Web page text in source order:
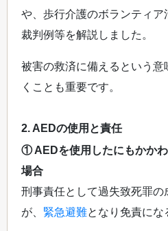
や、歩行介護のボランティ
裁判例等を解説しました。
被害の救済に備えるという
くことも重要です。
2. AEDの使用と責任
① AEDを使用したにもかか
場合
刑事責任として過失致死罪の
が、 緊急避難となり免責にな